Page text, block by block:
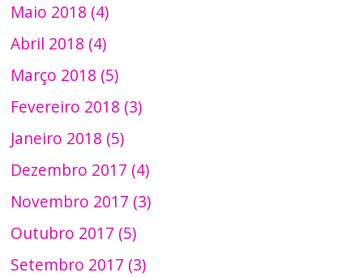
Maio 2018 (4)
Abril 2018 (4)
Março 2018 (5)
Fevereiro 2018 (3)
Janeiro 2018 (5)
Dezembro 2017 (4)
Novembro 2017 (3)
Outubro 2017 (5)
Setembro 2017 (3)